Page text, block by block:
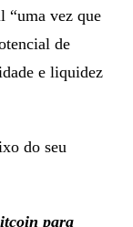
“uma vez que
de
e liquidez
do seu
para